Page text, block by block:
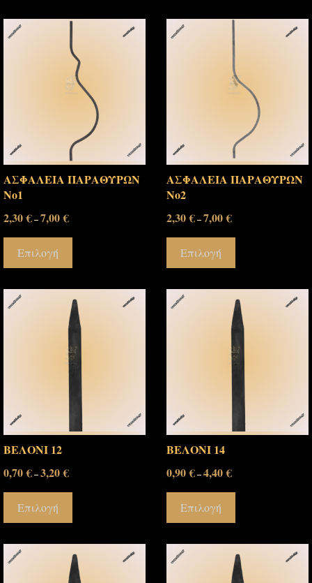
ΑΣΦΑΛΕΙΑ ΠΑΡΑΘΥΡΩΝ
Νο1
2,30€–7,00€
Επιλογή
ΑΣΦΑΛΕΙΑ ΠΑΡΑΘΥΡΩΝ
Νο2
2,30€–7,00€
Επιλογή
ΒΕΛΟΝΙ 12
0,70€–3,20€
Επιλογή
ΒΕΛΟΝΙ 14
0,90€–4,40€
Επιλογή